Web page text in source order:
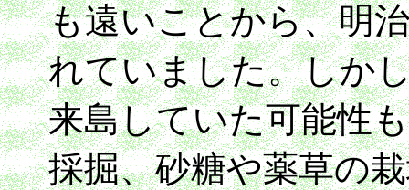
も遠いことから、明
れていました。しか
来島していた可能性
採掘、砂糖や薬草の